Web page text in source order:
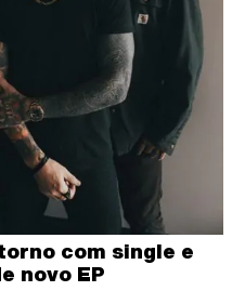
com single e
novo EP